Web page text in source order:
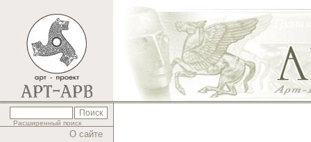
Расширенный поиск
О сайте